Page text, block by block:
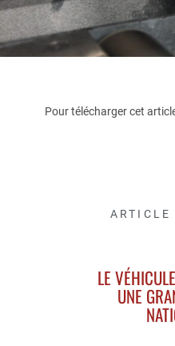
Pour télécharger cet
ARTICLE
LE
UNE